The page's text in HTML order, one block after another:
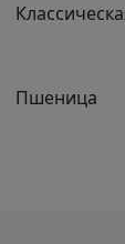
Пшеница